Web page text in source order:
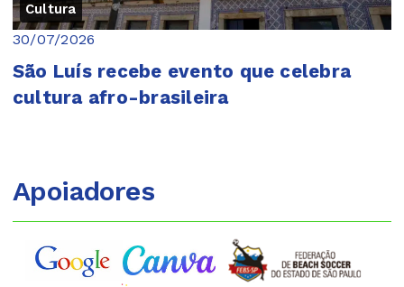
Cultura
30/07/2026
São Luís recebe evento que celebra
cultura afro-brasileira
Apoiadores